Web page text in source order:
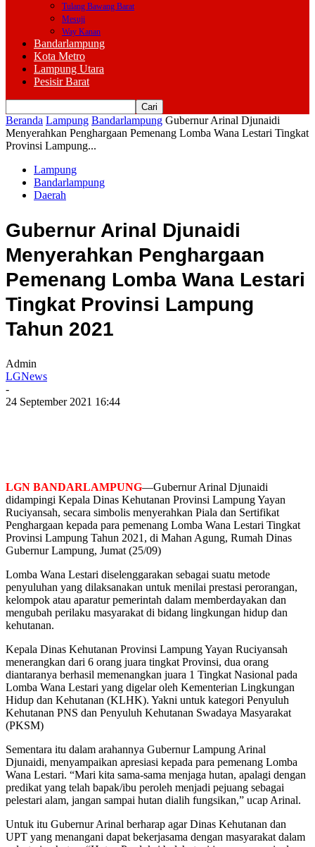
Tulang Bawang Barat
Mesuji
Way Kanan
Bandarlampung
Kota Metro
Lampung Utara
Pesisir Barat
Beranda Lampung Bandarlampung Gubernur Arinal Djunaidi
Menyerahkan Penghargaan Pemenang Lomba Wana Lestari Tingkat
Provinsi Lampung...
Lampung
Bandarlampung
Daerah
Gubernur Arinal Djunaidi
Menyerahkan Penghargaan
Pemenang Lomba Wana Lestari
Tingkat Provinsi Lampung
Tahun 2021
Admin
LGNews
-
24 September 2021 16:44
LGN BANDARLAMPUNG—Gubernur Arinal Djunaidi
didampingi Kepala Dinas Kehutanan Provinsi Lampung Yayan
Ruciyansah, secara simbolis menyerahkan Piala dan Sertifikat
Penghargaan kepada para pemenang Lomba Wana Lestari Tingkat
Provinsi Lampung Tahun 2021, di Mahan Agung, Rumah Dinas
Gubernur Lampung, Jumat (25/09)
Lomba Wana Lestari diselenggarakan sebagai suatu metode
penyuluhan yang dilaksanakan untuk menilai prestasi perorangan,
kelompok atau aparatur pemerintah dalam memberdayakan dan
mengubah perilaku masyarakat di bidang lingkungan hidup dan
kehutanan.
Kepala Dinas Kehutanan Provinsi Lampung Yayan Ruciyansah
menerangkan dari 6 orang juara tingkat Provinsi, dua orang
diantaranya berhasil memenangkan juara 1 Tingkat Nasional pada
Lomba Wana Lestari yang digelar oleh Kementerian Lingkungan
Hidup dan Kehutanan (KLHK). Yakni untuk kategori Penyuluh
Kehutanan PNS dan Penyuluh Kehutanan Swadaya Masyarakat
(PKSM)
Sementara itu dalam arahannya Gubernur Lampung Arinal
Djunaidi, menyampaikan apresiasi kepada para pemenang Lomba
Wana Lestari. “Mari kita sama-sama menjaga hutan, apalagi dengan
predikat yang telah bapak/ibu peroleh menjadi pejuang sebagai
pelestari alam, jangan sampai hutan dialih fungsikan,” ucap Arinal.
Untuk itu Gubernur Arinal berharap agar Dinas Kehutanan dan
UPT yang menangani dapat bekerjasama dengan masyarakat dalam